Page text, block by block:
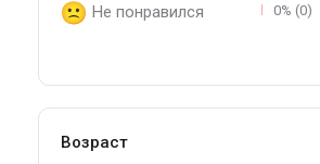
Не понравился 0% (0)
Возраст